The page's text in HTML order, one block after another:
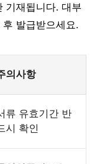
기재됩니다. 대부
발급받으세요.
의사항
류 유효기간 반
시 확인